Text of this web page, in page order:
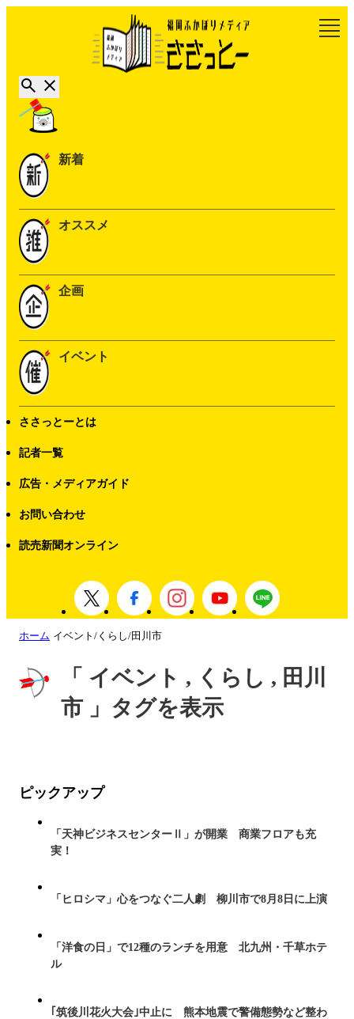
新着
オススメ
企画
イベント
ささっとーとは
記者一覧
広告・メディアガイド
お問い合わせ
読売新聞オンライン
ホーム イベント/くらし/田川市
「 イベント , くらし , 田川
市 」タグを表示
ピックアップ
「天神ビジネスセンターⅡ」が開業 商業フロアも充
実！
「ヒロシマ」心をつなぐ二人劇 柳川市で8月8日に上演
「洋食の日」で12種のランチを用意 北九州・千草ホテ
ル
｢筑後川花火大会｣中止に 熊本地震で警備態勢など整わ